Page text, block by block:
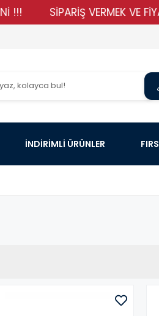
SİPARİŞ VERMEK VE
İNDİRİMLİ ÜRÜNLER